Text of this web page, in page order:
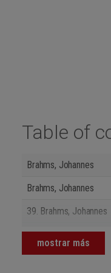
Table of
Brahms, Johannes
Brahms, Johannes
39. Brahms, Johannes
Brahms, Johannes
40. Hensel, Fanny
mostrar más